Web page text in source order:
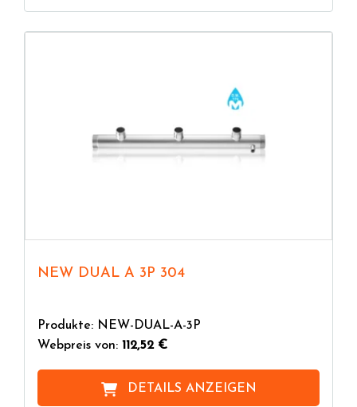
NEW DUAL A 3P 304
Produkte: NEW-DUAL-A-3P
Webpreis von: 112,52 €
DETAILS ANZEIGEN